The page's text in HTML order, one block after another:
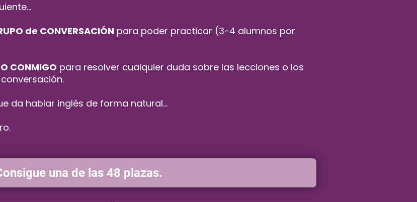
de CONVERSACIÓN para poder practicar (3-4 alumnos por
CONMIGO para resolver cualquier duda sobre las lecciones o los
da hablar inglés de forma natural...
una de las 48 plazas.